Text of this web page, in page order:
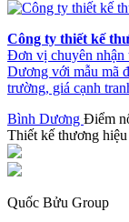
Công ty thiết kế
Đơn vị chuyên nhận
Dương với mẫu mã
trường, giá cạnh
Bình Dương Điểm
Thiết kế thương hiệu
Quốc Bửu Group